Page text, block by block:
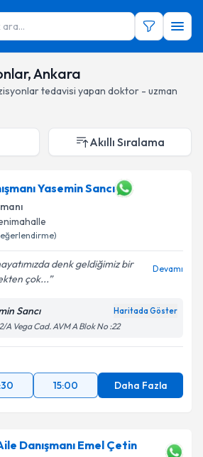
Ankara
tedavisi yapan doktor - uzman
Akıllı Sıralama
Yasemin Sancı
denk geldiğimiz bir
çok...
Devamı
Sancı Haritada Göster
A Vega Cad. AVM A Blok No :22
15:00 Daha Fazla
Danışmanı Emel Çetin